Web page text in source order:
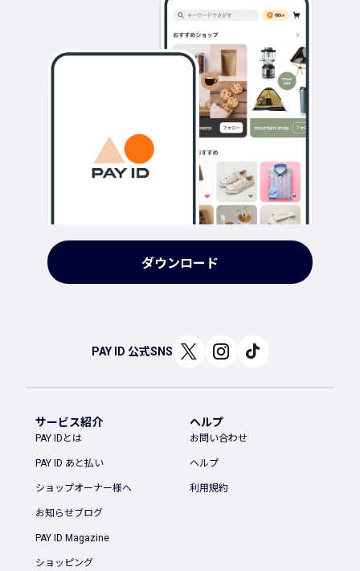
ダウンロード
PAY ID 公式SNS
サービス紹介
PAY IDとは
PAY ID あと払い
ショップオーナー様へ
お知らせブログ
PAY ID Magazine
ショッピング
ヘルプ
お問い合わせ
ヘルプ
利用規約